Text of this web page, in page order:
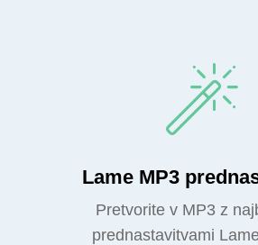
Lame MP3
Pretvorite v MP3 z
prednastavitvami